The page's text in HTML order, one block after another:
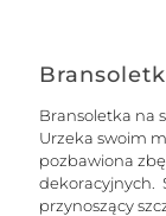
Bransoletka na
Urzeka swoim
pozbawiona
dekoracyjnych.
przynoszący